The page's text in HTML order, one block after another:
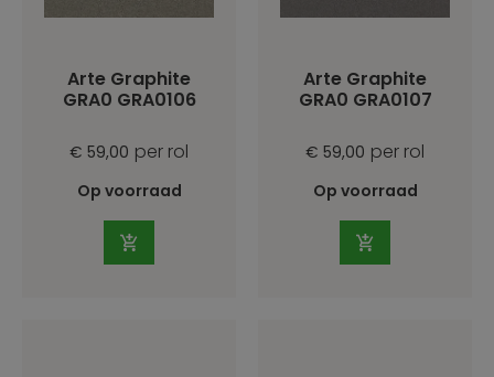
Arte Graphite
GRA0 GRA0106
€ 59,00 per rol
Op voorraad
Arte Graphite
GRA0 GRA0107
€ 59,00 per rol
Op voorraad